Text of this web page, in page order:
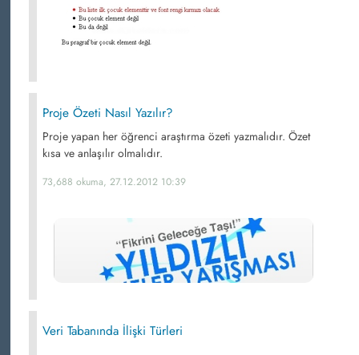
Proje Özeti Nasıl Yazılır?
Proje yapan her öğrenci araştırma özeti yazmalıdır. Özet
kısa ve anlaşılır olmalıdır.
73,688 okuma, 27.12.2012 10:39
Veri Tabanında İlişki Türleri